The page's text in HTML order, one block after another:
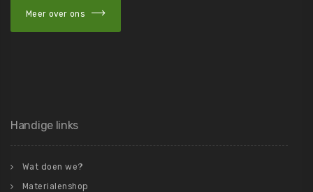
Meer over ons
Handige links
Wat doen we?
Materialenshop